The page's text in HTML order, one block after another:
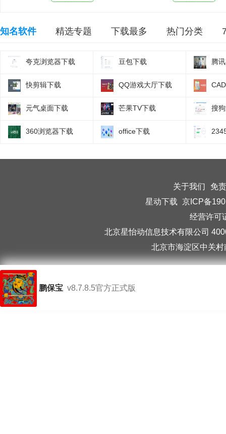
知名软件 精选专题 下载最多 热门分类
夸克浏览器下载 豆包下载 腾
快剪辑下载 QQ游戏大厅下载
元气桌面下载 芒果TV下载 搜
360浏览器下载 office下载
关于我们
免
星动下载 京ICP备
经营许可
北京星怡动信息技术有限公司
北京市海淀区中关
鹏保宝 v8.7.8.5官方正式版